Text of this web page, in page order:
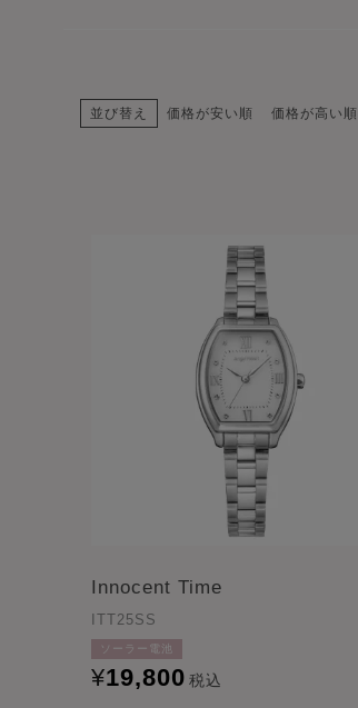
並び替え 価格が安い順 価格が高い順
Innocent Time
ITT25SS
ソーラー電池
¥19,800 税込